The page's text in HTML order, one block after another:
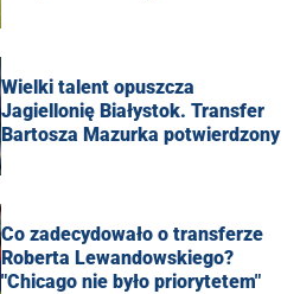
Wielki talent opuszcza
Jagiellonię Białystok. Transfer
Bartosza Mazurka potwierdzony
Co zadecydowało o transferze
Roberta Lewandowskiego?
"Chicago nie było priorytetem"